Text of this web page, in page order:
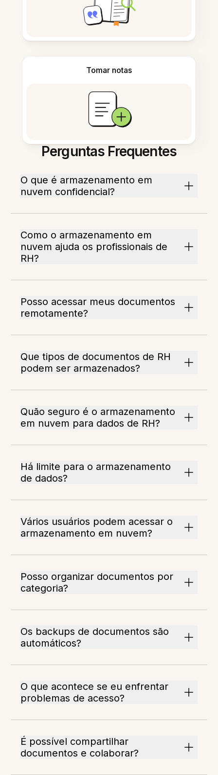
Tomar notas
Perguntas Frequentes
O que é armazenamento em
nuvem confidencial?
Como o armazenamento em
nuvem ajuda os profissionais de
RH?
Posso acessar meus documentos
remotamente?
Que tipos de documentos de RH
podem ser armazenados?
Quão seguro é o armazenamento
em nuvem para dados de RH?
Há limite para o armazenamento
de dados?
Vários usuários podem acessar o
armazenamento em nuvem?
Posso organizar documentos por
categoria?
Os backups de documentos são
automáticos?
O que acontece se eu enfrentar
problemas de acesso?
É possível compartilhar
documentos e colaborar?